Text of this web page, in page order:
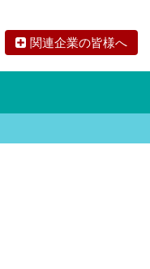
関連企業の皆様へ